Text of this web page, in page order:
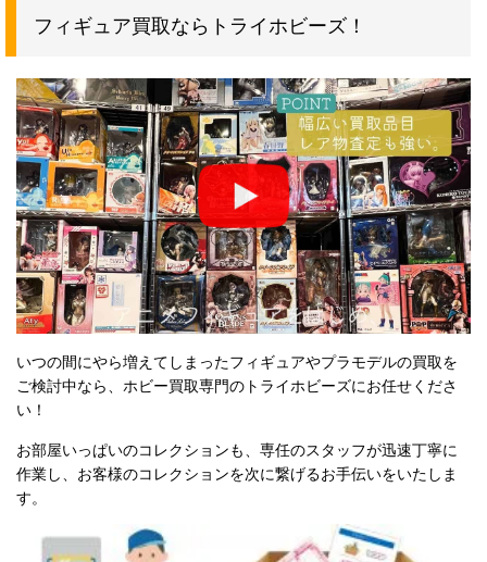
フィギュア買取ならトライホビーズ！
いつの間にやら増えてしまったフィギュアやプラモデルの買取を
ご検討中なら、ホビー買取専門のトライホビーズにお任せくださ
い！
お部屋いっぱいのコレクションも、専任のスタッフが迅速丁寧に
作業し、お客様のコレクションを次に繋げるお手伝いをいたしま
す。